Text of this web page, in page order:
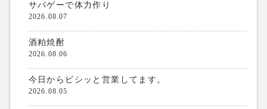
サバゲーで体力作り
2026.08.07
酒粕焼酎
2026.08.06
今日からビシッと営業してます。
2026.08.05